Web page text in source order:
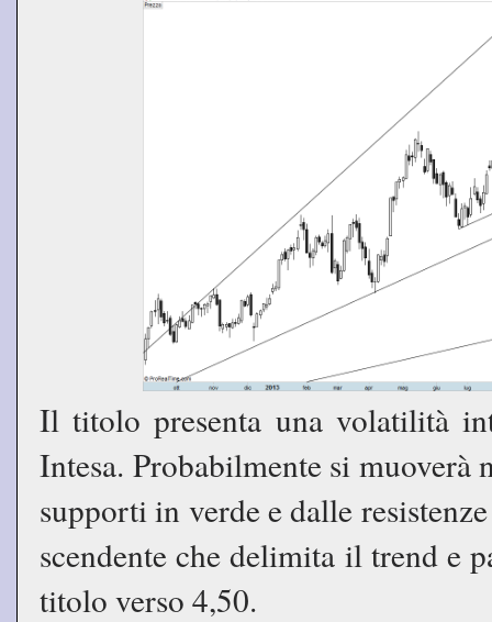
Il titolo presenta una volatilità
Intesa. Probabilmente si
supporti in verde e dalle
scendente che delimita il trend e
titolo verso 4,50.